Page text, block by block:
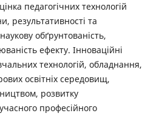
педагогічних технологій
результативності та
обґрунтованість,
ефекту. Інноваційні
технологій, обладнання,
освітніх середовищ,
розвитку
професійного